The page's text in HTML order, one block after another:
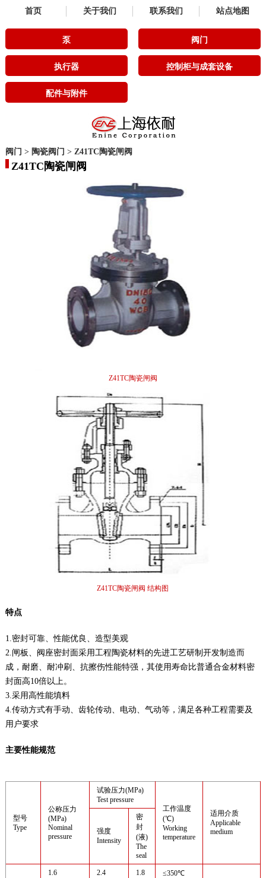
首页 关于我们 联系我们 站点地图
泵 阀门
执行器 控制柜与成套设备
配件与附件
阀门 > 陶瓷阀门 > Z41TC陶瓷闸阀
Z41TC陶瓷闸阀
Z41TC陶瓷闸阀
Z41TC陶瓷闸阀 结构图
特点
1.密封可靠、性能优良、造型美观
2.闸板、阀座密封面采用工程陶瓷材料的先进工艺研制开发制造而
成，耐磨、耐冲刷、抗擦伤性能特强，其使用寿命比普通合金材料密
封面高10倍以上。
3.采用高性能填料
4.传动方式有手动、齿轮传动、电动、气动等，满足各种工程需要及
用户要求
主要性能规范
型号
Type
公称压力
(MPa)
Nominal
pressure
试验压力(MPa)
Test pressure
工作温度
(℃)
Working
temperature
适用介质
Applicable
medium
强度
Intensity
密
封
(液)
The
seal
1.6 2.4 1.8
≤350℃